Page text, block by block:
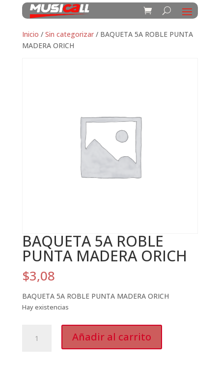
Inicio / Sin categorizar/ BAQUETA 5A ROBLE PUNTA
MADERA ORICH
BAQUETA 5A ROBLE
PUNTA MADERA ORICH
$3,08
BAQUETA 5A ROBLE PUNTA MADERA ORICH
Hay existencias
Añadir al carrito